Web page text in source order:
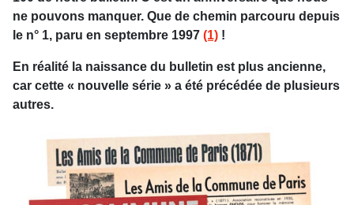
ne pouvons manquer. Que de chemin parcouru depuis
le n° 1, paru en septembre 1997 (1) !
En réalité la naissance du bulletin est plus ancienne,
car cette « nouvelle série » a été précédée de plusieurs
autres.